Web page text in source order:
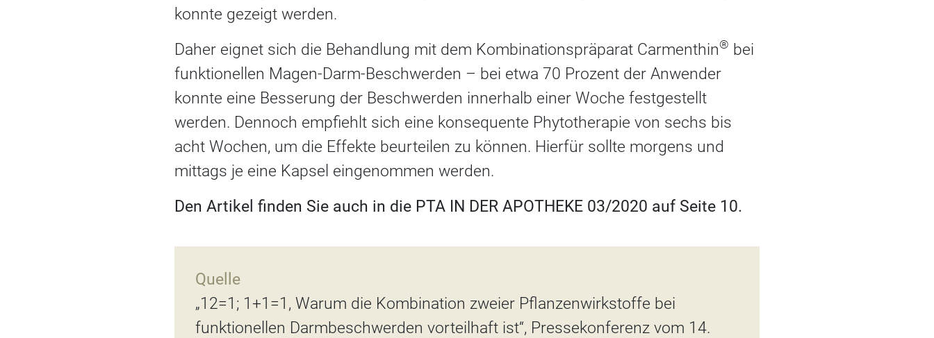
konnte gezeigt werden.
Daher eignet sich die Behandlung mit dem Kombinationspräparat Carmenthin® bei
funk­tionellen Magen-Darm-Beschwerden – bei etwa 70 Prozent der Anwender
konnte eine Besserung der Beschwerden innerhalb einer Woche festgestellt
werden. Dennoch empfiehlt sich eine konsequente Phytotherapie von sechs bis
acht Wochen, um die Effekte beurteilen zu können. Hierfür sollte morgens und
mittags je eine Kapsel eingenommen werden.
Den Artikel finden Sie auch in die PTA IN DER APOTHEKE 03/2020 auf Seite 10.
Quelle
„12=1; 1+1=1, Warum die Kombination zweier Pflanzenwirkstoffe bei
funktionellen Darmbeschwerden vorteilhaft ist“, Pressekonferenz vom 14.